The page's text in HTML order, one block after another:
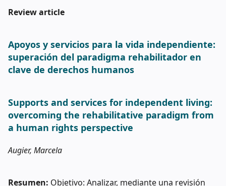
Review article
Apoyos y servicios para la vida independiente:
superación del paradigma rehabilitador en
clave de derechos humanos
Supports and services for independent living:
overcoming the rehabilitative paradigm from
a human rights perspective
Augier, Marcela
Resumen: Objetivo: Analizar, mediante una revisión